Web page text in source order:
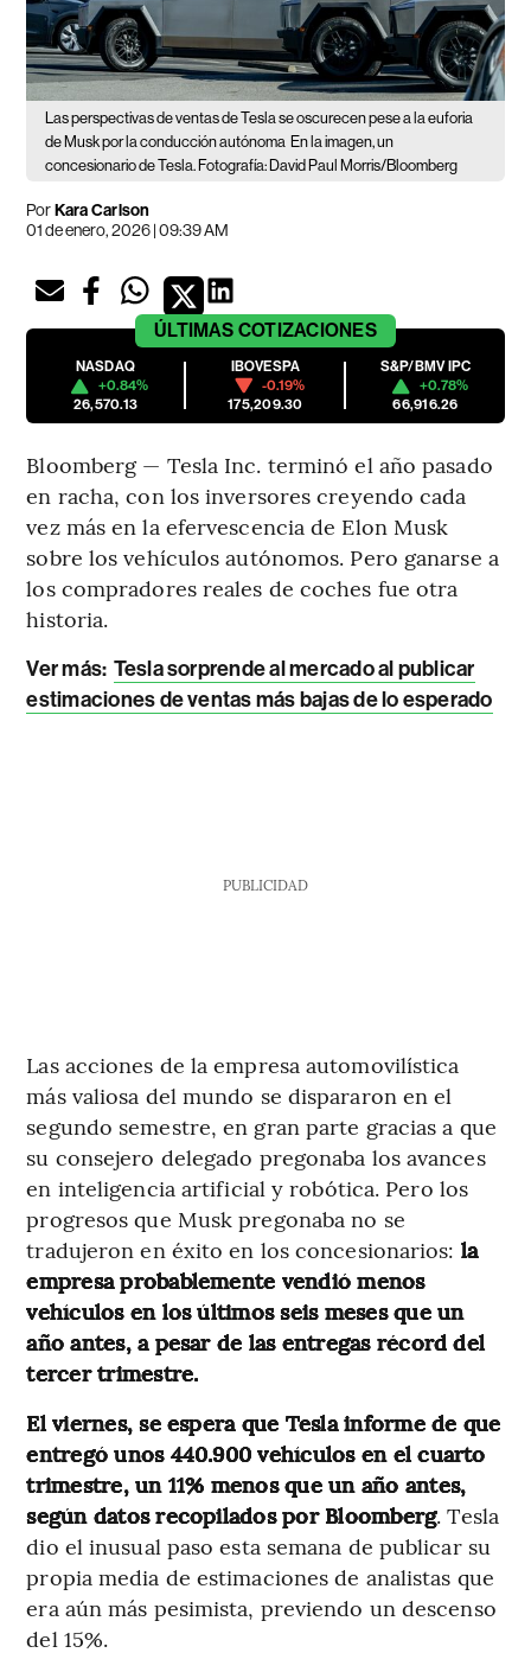
Las perspectivas de ventas de Tesla se oscurecen pese a la euforia
de Musk por la conducción autónoma En la imagen, un
concesionario de Tesla. Fotografía: David Paul Morris/Bloomberg
PorKara Carlson
01 de enero, 2026 | 09:39 AM
ÚLTIMAS COTIZACIONES
NASDAQ
+0.84%
26,570.13
IBOVESPA
-0.19%
175,209.30
S&P/BMV IPC
+0.78%
66,916.26
Bloomberg — Tesla Inc. terminó el año pasado
en racha, con los inversores creyendo cada
vez más en la efervescencia de Elon Musk
sobre los vehículos autónomos. Pero ganarse a
los compradores reales de coches fue otra
historia.
Ver más: Tesla sorprende al mercado al publicar
estimaciones de ventas más bajas de lo esperado
PUBLICIDAD
Las acciones de la empresa automovilística
más valiosa del mundo se dispararon en el
segundo semestre, en gran parte gracias a que
su consejero delegado pregonaba los avances
en inteligencia artificial y robótica. Pero los
progresos que Musk pregonaba no se
tradujeron en éxito en los concesionarios: la
empresa probablemente vendió menos
vehículos en los últimos seis meses que un
año antes, a pesar de las entregas récord del
tercer trimestre.
El viernes, se espera que Tesla informe de que
entregó unos 440.900 vehículos en el cuarto
trimestre, un 11% menos que un año antes,
según datos recopilados por Bloomberg. Tesla
dio el inusual paso esta semana de publicar su
propia media de estimaciones de analistas que
era aún más pesimista, previendo un descenso
del 15%.